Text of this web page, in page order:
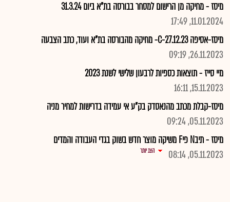
מיסז - מחיקה מן הרישום למסחר בבורסה בת"א ביום 31.3.24
11.01.2024, 17:49
מיסז-אסיפה 27.12.23-C- מחיקה מהבורסה בת"א ועוד, כתב הצבעה
26.11.2023, 09:19
מיי סייז - תוצאות כספיות לרבעון שלישי לשנת 2023
15.11.2023, 16:11
מיסז-קבלת מכתב מהנאסדק בק"ע אי עמידה בדרישות למחיר מניה
05.11.2023, 09:24
מיסז - תיבN פיF משיקה מוצר חדש בשוק בגדי העבודה והמדים
05.11.2023, 08:14
הצג יותר